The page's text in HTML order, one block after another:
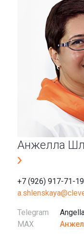
Анжелла
+7 (926) 917-71-19
Telegram
MAX